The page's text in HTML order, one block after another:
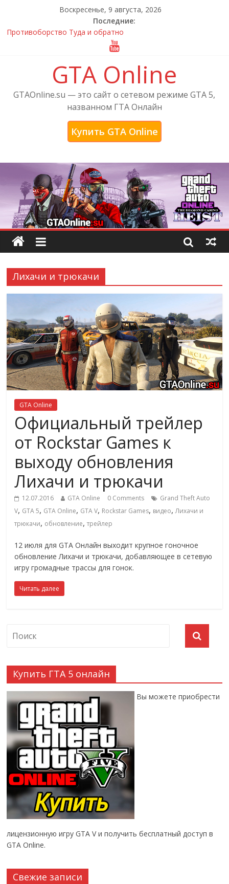
Воскресенье, 9 августа, 2026
Последние:
Противоборство Туда и обратно
Сетевые ошибки GTA Online, Rockstar Games Launcher и
Social Club — решение с помощью PPN
Купить GTA Online — лицензионная версия GTA 5
Официальный трейлер от Rockstar Games к выходу
Дополнение «Новые приключения бандитов и мошенников»
GTA Online
GTAOnline.su — это сайт о сетевом режиме GTA 5,
названном ГТА Онлайн
Купить GTA Online
Лихачи и трюкачи
GTA Online
Официальный трейлер
от Rockstar Games к
выходу обновления
Лихачи и трюкачи
12.07.2016 GTA Online 0 Comments
Grand Theft Auto
V, GTA 5, GTA Online, GTA V, Rockstar Games, видео,Лихачи и
трюкачи, обновление,трейлер
12 июля для GTA Онлайн выходит крупное гоночное
обновление Лихачи и трюкачи, добавляющее в сетевую
игру громадные трассы для гонок.
Читать далее
Купить ГТА 5 онлайн
Вы можете приобрести
лицензионную игру GTA V и получить бесплатный доступ в
GTA Online.
Свежие записи